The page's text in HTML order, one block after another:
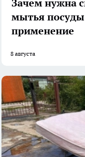
Зачем нужна
мытья посуды
применение
8 августа